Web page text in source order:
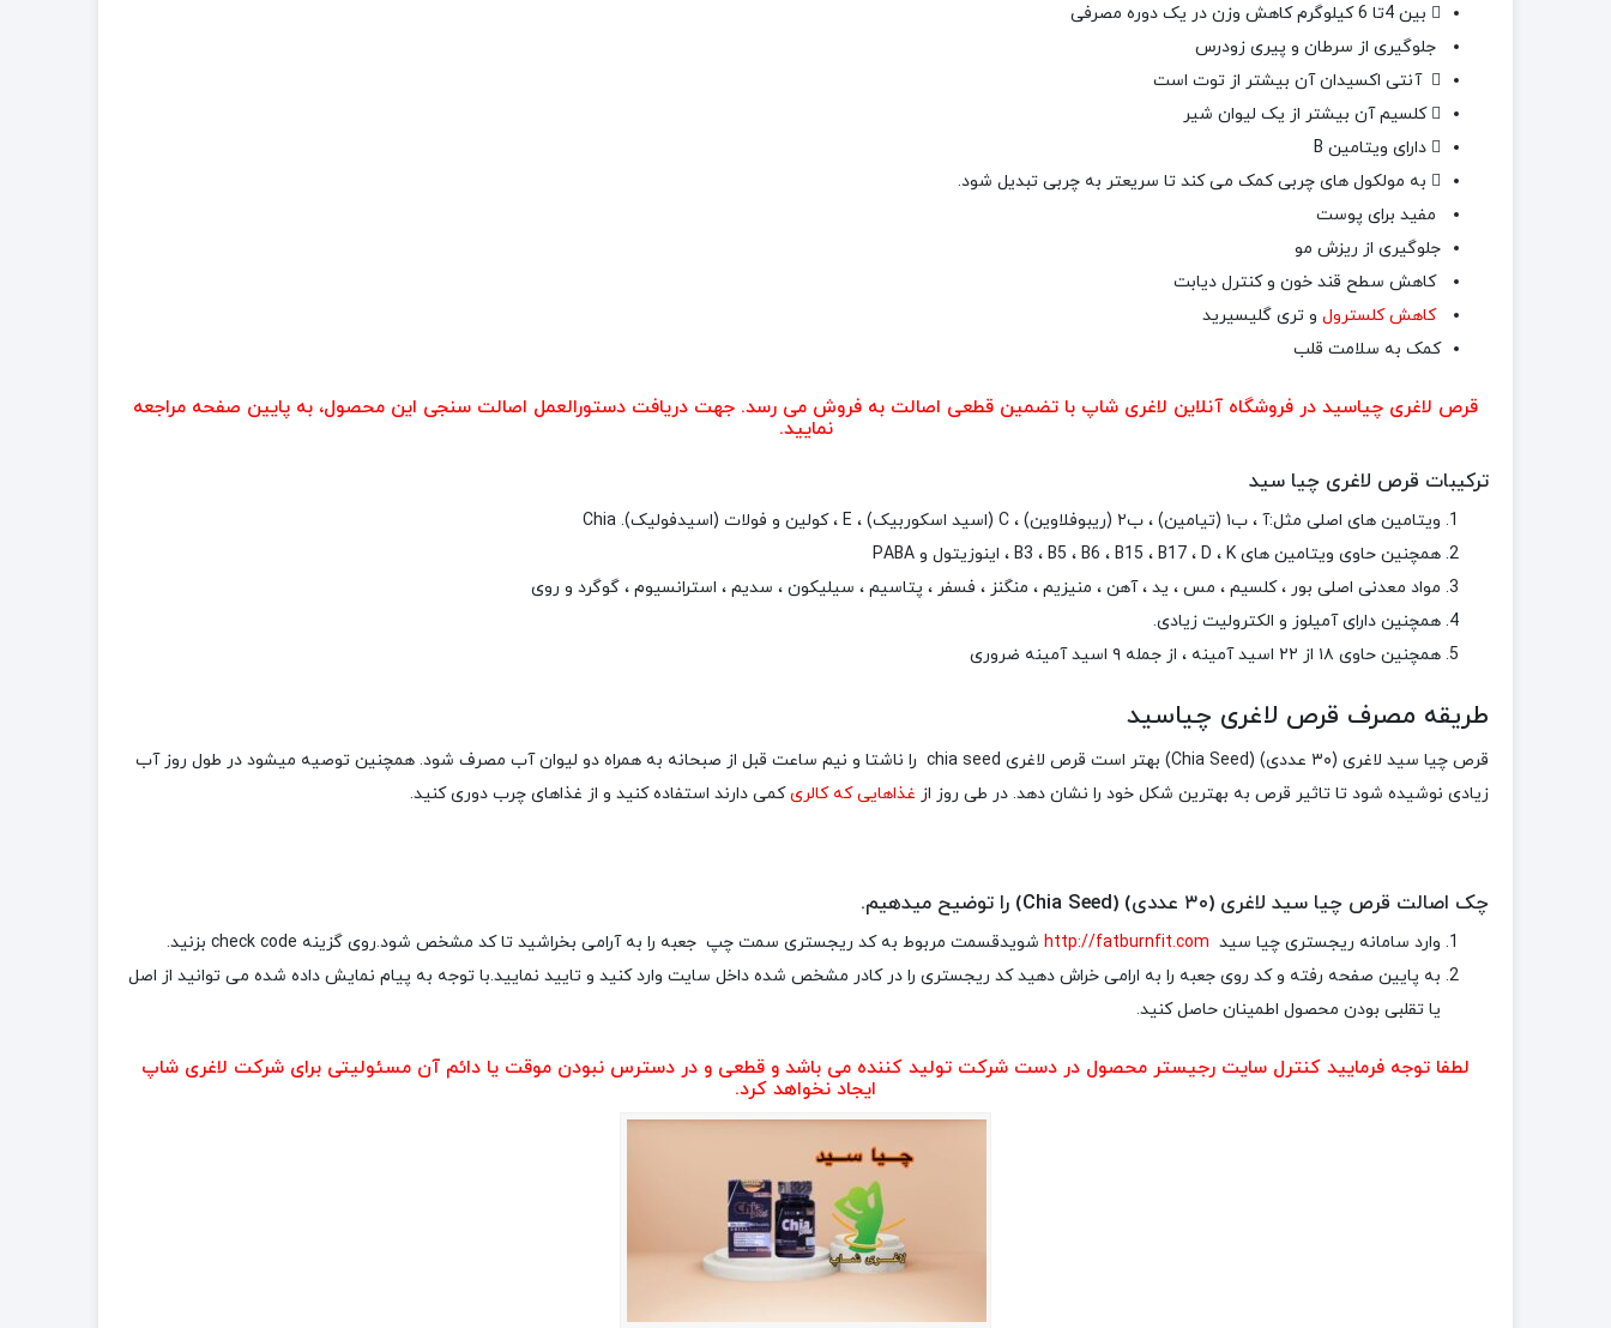
بین 4تا 6 کیلوگرم کاهش وزن در یک دوره مصرفی
جلوگیری از سرطان و پیری زودرس
آنتی­ اکسیدان­ آن بیشتر از توت­ است
کلسیم آن بیشتر از یک لیوان شیر
دارای ویتامین B
به مولکول­ های چربی کمک می­ کند تا سریع­تر به چربی تبدیل شود.
مفید برای پوست
جلوگیری از ریزش مو
کاهش سطح قند خون و کنترل دیابت
کاهش کلسترول و تری گلیسیرید
کمک به سلامت قلب
قرص لاغری چیاسید در فروشگاه آنلاین لاغری شاپ با تضمین قطعی اصالت به فروش می رسد. جهت دریافت دستورالعمل اصالت سنجی این محصول، به پایین صفحه مراجعه
نمایید.
ترکیبات قرص لاغری چیا سید
ویتامین های اصلی مثل:آ ، ب۱ (تیامین) ، ب۲ (ریبوفلاوین) ، C (اسید اسکوربیک) ، E ، کولین و فولات (اسیدفولیک). Chia
همچنین حاوی ویتامین های B3 ، B5 ، B6 ، B15 ، B17 ، D ، K ، اینوزیتول و PABA
مواد معدنی اصلی بور ، کلسیم ، مس ، ید ، آهن ، منیزیم ، منگنز ، فسفر ، پتاسیم ، سیلیکون ، سدیم ، استرانسیوم ، گوگرد و روی
همچنین دارای آمیلوز و الکترولیت زیادی.
همچنین حاوی ۱۸ از ۲۲ اسید آمینه ، از جمله ۹ اسید آمینه ضروری
طریقه مصرف قرص لاغری چیاسید
قرص چیا سید لاغری (۳۰ عددی) (Chia Seed) بهتر است قرص لاغری chia seed را ناشتا و نیم ساعت قبل از صبحانه به همراه دو لیوان آب مصرف شود. همچنین توصیه می­شود در طول روز آب
زیادی نوشیده شود تا تاثیر قرص به بهترین شکل خود را نشان دهد. در طی روز از غذاهایی که کالریکمی دارند استفاده کنید و از غذاهای چرب دوری کنید.
چک اصالت قرص چیا سید لاغری (۳۰ عددی) (Chia Seed) را توضیح میدهیم.
وارد سامانه ریجستری چیا سید http://fatburnfit.com شویدقسمت مربوط به کد ریجستری سمت چپ جعبه را به آرامی بخراشید تا کد مشخص شود.روی گزینه check code بزنید.
به پایین صفحه رفته و کد روی جعبه را به ارامی خراش دهید کد ریجستری را در کادر مشخص شده داخل سایت وارد کنید و تایید نمایید.با توجه به پیام نمایش داده شده می توانید از اصل
یا تقلبی بودن محصول اطمینان حاصل کنید.
لطفا توجه فرمایید کنترل سایت رجیستر محصول در دست شرکت تولید کننده می باشد و قطعی و در دسترس نبودن موقت یا دائم آن مسئولیتی برای شرکت لاغری شاپ
ایجاد نخواهد کرد.